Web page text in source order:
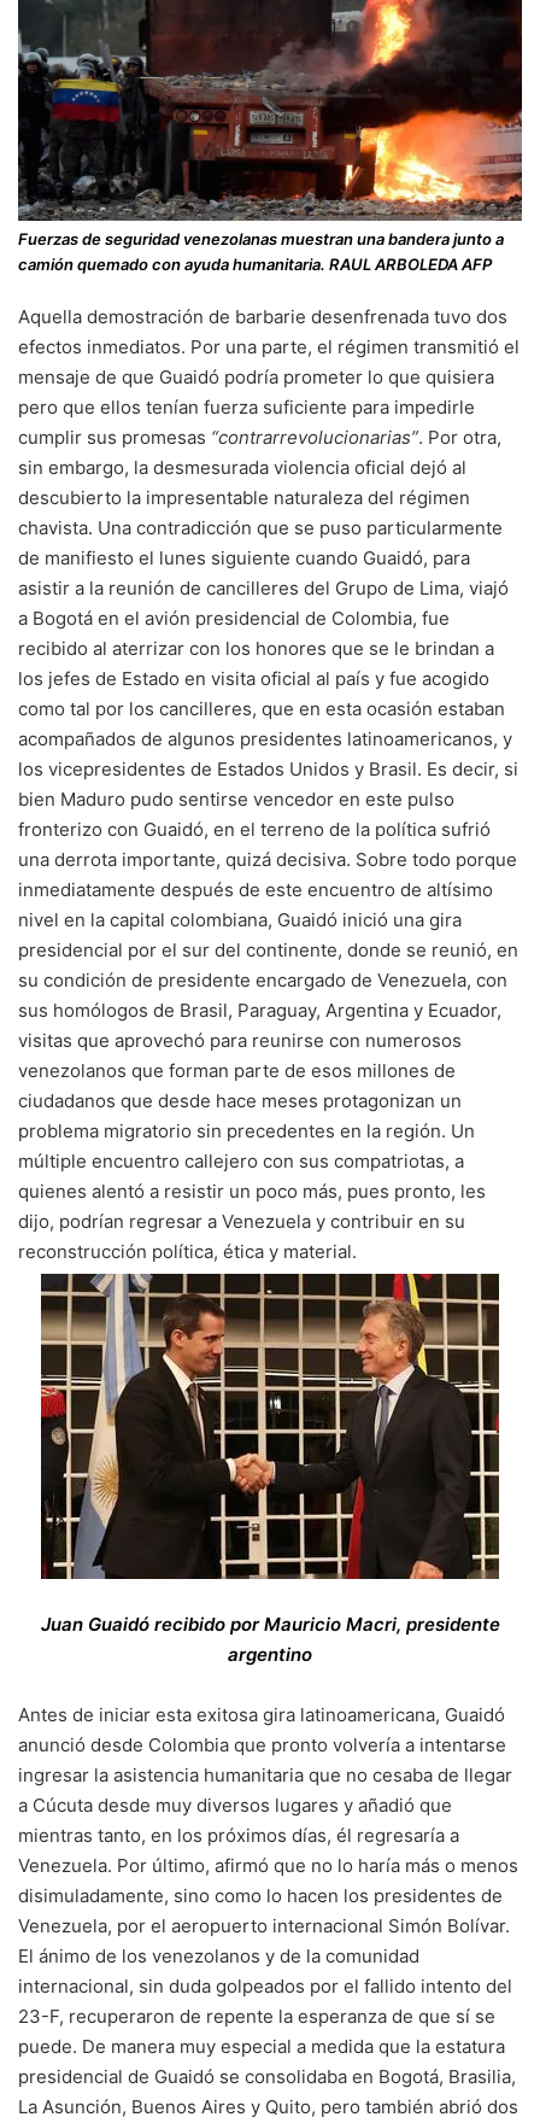
Fuerzas de seguridad venezolanas muestran una bandera junto a
camión quemado con ayuda humanitaria. RAUL ARBOLEDA AFP
Aquella demostración de barbarie desenfrenada tuvo dos
efectos inmediatos. Por una parte, el régimen transmitió el
mensaje de que Guaidó podría prometer lo que quisiera
pero que ellos tenían fuerza suficiente para impedirle
cumplir sus promesas “contrarrevolucionarias”. Por otra,
sin embargo, la desmesurada violencia oficial dejó al
descubierto la impresentable naturaleza del régimen
chavista. Una contradicción que se puso particularmente
de manifiesto el lunes siguiente cuando Guaidó, para
asistir a la reunión de cancilleres del Grupo de Lima, viajó
a Bogotá en el avión presidencial de Colombia, fue
recibido al aterrizar con los honores que se le brindan a
los jefes de Estado en visita oficial al país y fue acogido
como tal por los cancilleres, que en esta ocasión estaban
acompañados de algunos presidentes latinoamericanos, y
los vicepresidentes de Estados Unidos y Brasil. Es decir, si
bien Maduro pudo sentirse vencedor en este pulso
fronterizo con Guaidó, en el terreno de la política sufrió
una derrota importante, quizá decisiva. Sobre todo porque
inmediatamente después de este encuentro de altísimo
nivel en la capital colombiana, Guaidó inició una gira
presidencial por el sur del continente, donde se reunió, en
su condición de presidente encargado de Venezuela, con
sus homólogos de Brasil, Paraguay, Argentina y Ecuador,
visitas que aprovechó para reunirse con numerosos
venezolanos que forman parte de esos millones de
ciudadanos que desde hace meses protagonizan un
problema migratorio sin precedentes en la región. Un
múltiple encuentro callejero con sus compatriotas, a
quienes alentó a resistir un poco más, pues pronto, les
dijo, podrían regresar a Venezuela y contribuir en su
reconstrucción política, ética y material.
Juan Guaidó recibido por Mauricio Macri, presidente
argentino
Antes de iniciar esta exitosa gira latinoamericana, Guaidó
anunció desde Colombia que pronto volvería a intentarse
ingresar la asistencia humanitaria que no cesaba de llegar
a Cúcuta desde muy diversos lugares y añadió que
mientras tanto, en los próximos días, él regresaría a
Venezuela. Por último, afirmó que no lo haría más o menos
disimuladamente, sino como lo hacen los presidentes de
Venezuela, por el aeropuerto internacional Simón Bolívar.
El ánimo de los venezolanos y de la comunidad
internacional, sin duda golpeados por el fallido intento del
23-F, recuperaron de repente la esperanza de que sí se
puede. De manera muy especial a medida que la estatura
presidencial de Guaidó se consolidaba en Bogotá, Brasilia,
La Asunción, Buenos Aires y Quito, pero también abrió dos